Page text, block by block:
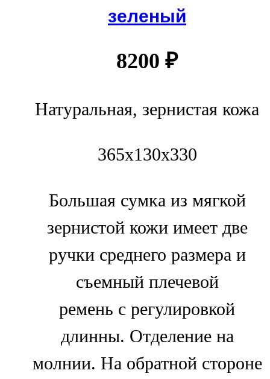
зеленый
8200 ₽
Натуральная, зернистая кожа
365х130х330
Большая сумка из мягкой
зернистой кожи имеет две
ручки среднего размера и
съемный плечевой
ремень с регулировкой
длинны. Отделение на
молнии. На обратной стороне